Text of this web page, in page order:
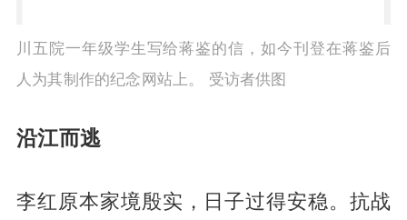
川五院一年级学生写给蒋鉴的信，如今刊登在蒋鉴后
人为其制作的纪念网站上。 受访者供图
沿江而逃
李红原本家境殷实，日子过得安稳。抗战